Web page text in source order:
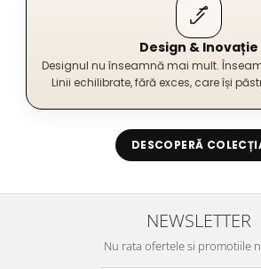
Design & Inovație
Designul nu înseamnă mai mult.
Linii echilibrate, fără exces, care își
DESCOPERĂ
NEWSLETTER
Nu rata ofertele si promotiile